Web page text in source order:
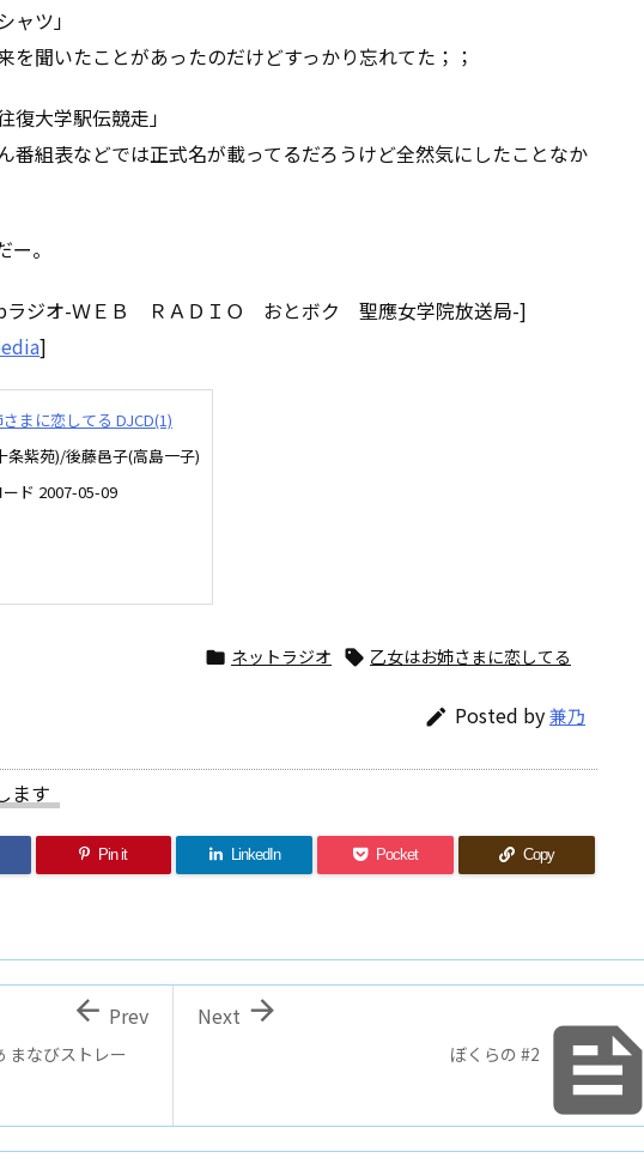
ャツ」
を聞いたことがあったのだけどすっかり忘れてた；；
復大学駅伝競走」
番組表などでは正式名が載ってるだろうけど全然気にしたことなか
。
ラジオ-ＷＥＢ ＲＡＤＩＯ おとボク 聖應女学院放送局-]
]
まに恋してる DJCD(1)
条紫苑)/後藤邑子(高島一子)
ド 2007-05-09
 ネットラジオ  乙女はお姉さまに恋してる
 Posted by兼乃
ます
Pin it LinkedIn Pocket Copy

ぼくらの #2

Next
まなびストレー
 Prev